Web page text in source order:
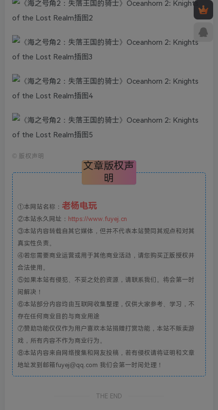
© 版权声明
文章版权声
明
①本网站名称： 老杨电玩
②本站永久网址： https://www.fuyej.cn
③本站内容转载自其它媒体，但并不代表本站赞同其观点和对其
真实性负责。
④若您需要商业运营或用于其他商业活动，请您购买正版授权并
合法使用。
⑤如果本站有侵犯、不妥之处的资源，请联系我们。将会第一时
间解决！
⑥本站部分内容均由互联网收集整理，仅供大家参考、学习，不
存在任何商业目的与商业用途
⑦赞助功能仅仅作为用户喜欢本站捐赠打赏功能，本站不贩卖游
戏，所有内容不作为商业行为。
⑧本站内容来自网络搜集和网友投稿，若有侵权请将证明和文章
地址发到邮箱fuyej@qq.com 我们会第一时间处理！
THE END